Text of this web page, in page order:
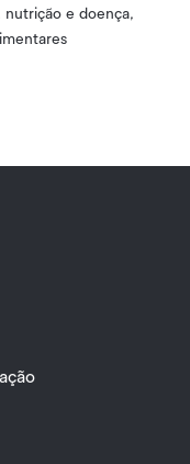
nutrição e doença,